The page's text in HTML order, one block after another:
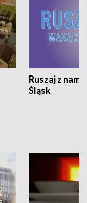
Ruszaj z
Śląsk